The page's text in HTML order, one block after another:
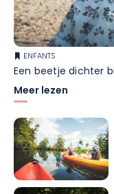
ENFANTS
Een beetje dichter
Meer lezen